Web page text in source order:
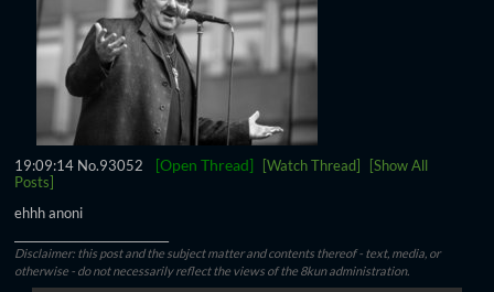
19:09:14 No.93052 [Open Thread] [Watch Thread]
[Show All
Posts]
ehhh anoni
Disclaimer: this post and the subject matter and contents thereof - text, media, or
otherwise - do not necessarily reflect the views of the 8kun administration.